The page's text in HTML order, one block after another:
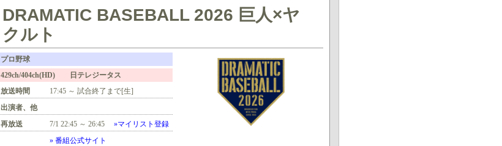
DRAMATIC BASEBALL 2026 巨人×ヤ
クルト
プロ野球
429ch/404ch(HD) 日テレジータス
放送時間
17:45 ～ 試合終了まで[生]
出演者、他
再放送
7/1 22:45 ～ 26:45
»マイリスト登録
» 番組公式サイト